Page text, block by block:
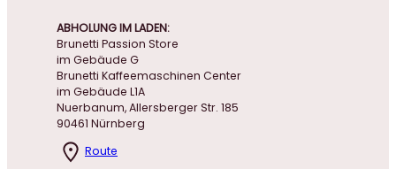
ABHOLUNG IM LADEN:
Brunetti Passion Store
im Gebäude G
Brunetti Kaffeemaschinen Center
im Gebäude L1A
Nuerbanum, Allersberger Str. 185
90461 Nürnberg
Route